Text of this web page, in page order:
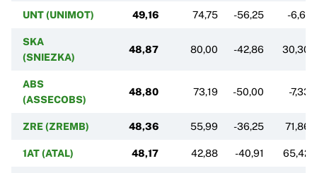
UNT (UNIMOT) 49,16 74,75 -56,25 -6,61
SKA
(SNIEZKA)
48,87 80,00 -42,86 30,30
ABS
(ASSECOBS)
48,80 73,19 -50,00 -7,33
ZRE (ZREMB) 48,36 55,99 -36,25 71,86
1AT (ATAL) 48,17 42,88 -40,91 65,42